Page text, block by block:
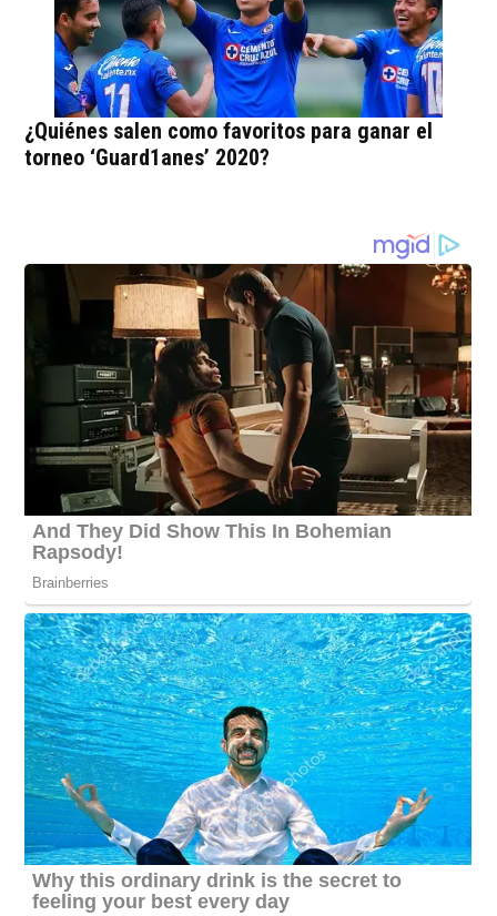
¿Quiénes salen como favoritos para ganar el
torneo ‘Guard1anes’ 2020?